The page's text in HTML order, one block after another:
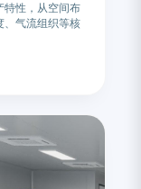
特性，从空间布
、气流组织等核